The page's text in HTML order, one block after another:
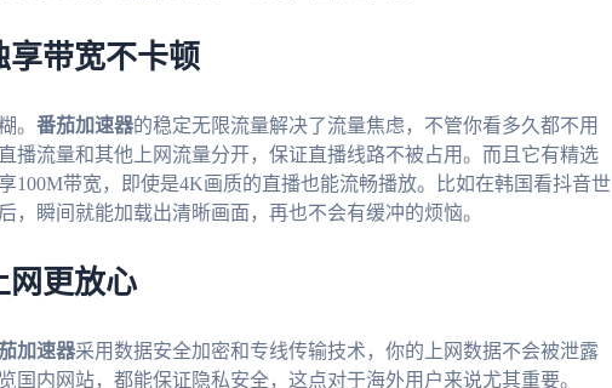
享带宽不卡顿
。 番茄加速器的稳定无限流量解决了流量焦虑，不管你看多久都不用
播流量和其他上网流量分开，保证直播线路不被占用。而且它有精选
100M带宽，即使是4K画质的直播也能流畅播放。比如在韩国看抖音世
，瞬间就能加载出清晰画面，再也不会有缓冲的烦恼。
网更放心
加速器采用数据安全加密和专线传输技术，你的上网数据不会被泄露
国内网站，都能保证隐私安全，这点对于海外用户来说尤其重要。